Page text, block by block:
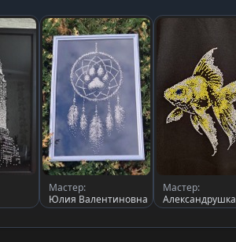
Мастер:
Юлия Валентиновна
Мастер:
Александрушка